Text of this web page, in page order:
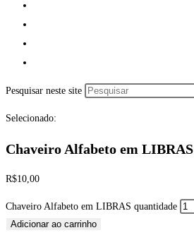
Pesquisar neste site
Selecionado:
Chaveiro Alfabeto em LIBRAS
R$10,00
Chaveiro Alfabeto em LIBRAS quantidade
Adicionar ao carrinho